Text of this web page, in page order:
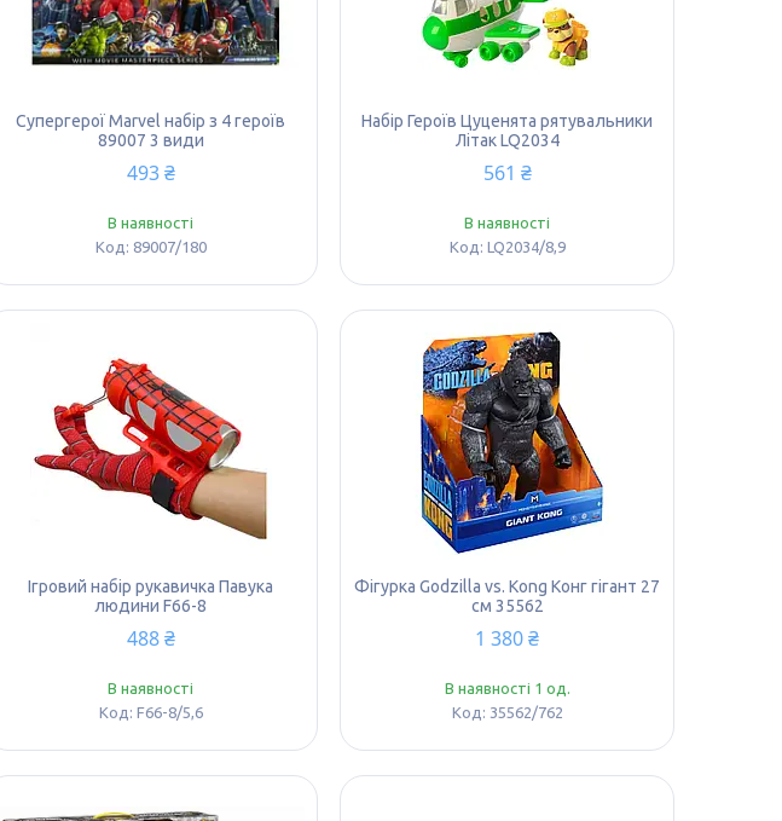
Супергерої Marvel набір з 4 героїв
89007 3 види
493 ₴
В наявності
89007/180
Набір Героїв Цуценята рятувальники
Літак LQ2034
561 ₴
В наявності
LQ2034/8,9
Ігровий набір рукавичка Павука
людини F66-8
488 ₴
В наявності
F66-8/5,6
Фігурка Godzilla vs. Kong Конг гігант 27
см 35562
1 380 ₴
В наявності 1 од.
35562/762